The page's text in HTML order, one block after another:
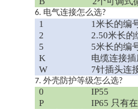
6. 电气连接怎么选?
1
1米长的编
2
2.50米长
5
5米长的编
K
电缆连接插
W
7针插头连
7. 外壳防护等级怎么选?
0
IP55
P
IP65 只有